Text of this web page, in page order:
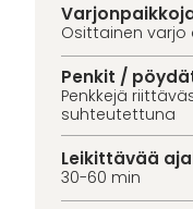
Osittainen varjo
Penkit /
Penkkejä
suhteutettuna
Leikittävää
30-60 min